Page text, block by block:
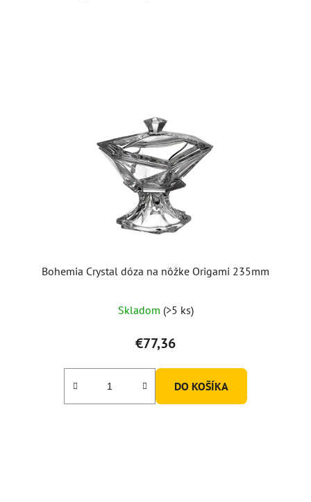
Bohemia Crystal dóza na nôžke Origami 235mm
Skladom (>5 ks)
€77,36
DO KOŠÍKA